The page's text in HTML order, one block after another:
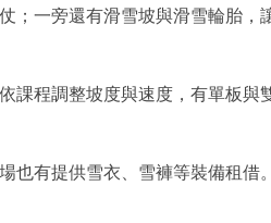
；一旁還有滑雪坡與滑雪輪胎，
課程調整坡度與速度，有單板與
也有提供雪衣、雪褲等裝備租借